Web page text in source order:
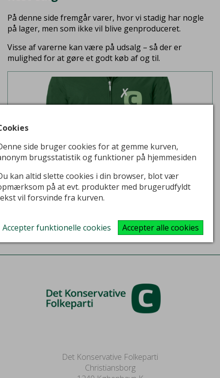
På denne side fremgår varer, hvor vi stadig har nogle
på lager, men som ikke vil blive genproduceret.
Visse af varerne kan være på udsalg – så der er
mulighed for at gøre et godt køb af og til.
Kampagnejakke NewPort grøn m. partiets logo
Det Konservative Folkeparti
Christiansborg
side bruger cookies for at gemme kurven,
brugsstatistik og funktioner på hjemmesiden
kan altid slette cookies i din browser, blot vær
på at evt. produkter med brugerudfyldt
vil forsvinde fra kurven.
Accepter funktionelle cookies Accepter alle cookies